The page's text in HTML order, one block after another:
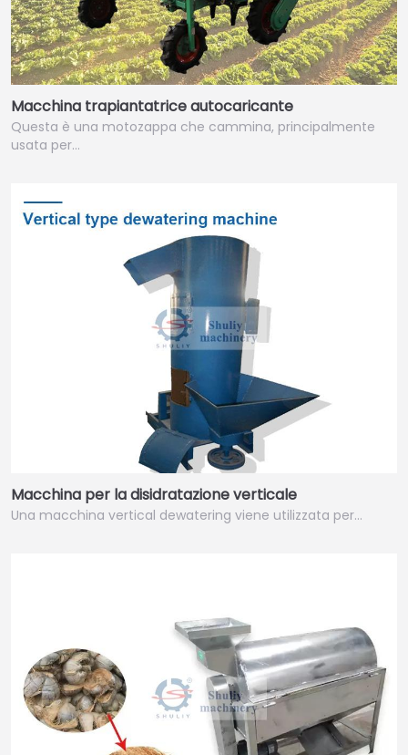
Macchina trapiantatrice autocaricante
Questa è una motozappa che cammina, principalmente
usata per…
Macchina per la disidratazione verticale
Una macchina vertical dewatering viene utilizzata per…